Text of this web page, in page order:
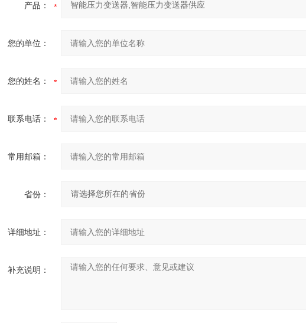
产品：
您的单位：
您的姓名：
联系电话：
常用邮箱：
省份：
详细地址：
补充说明：